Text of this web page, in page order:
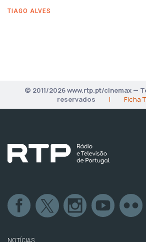
TIAGO ALVES
© 2011/2026 www.rtp.pt/cinemax —
reservados
| Ficha
NOTÍCIAS